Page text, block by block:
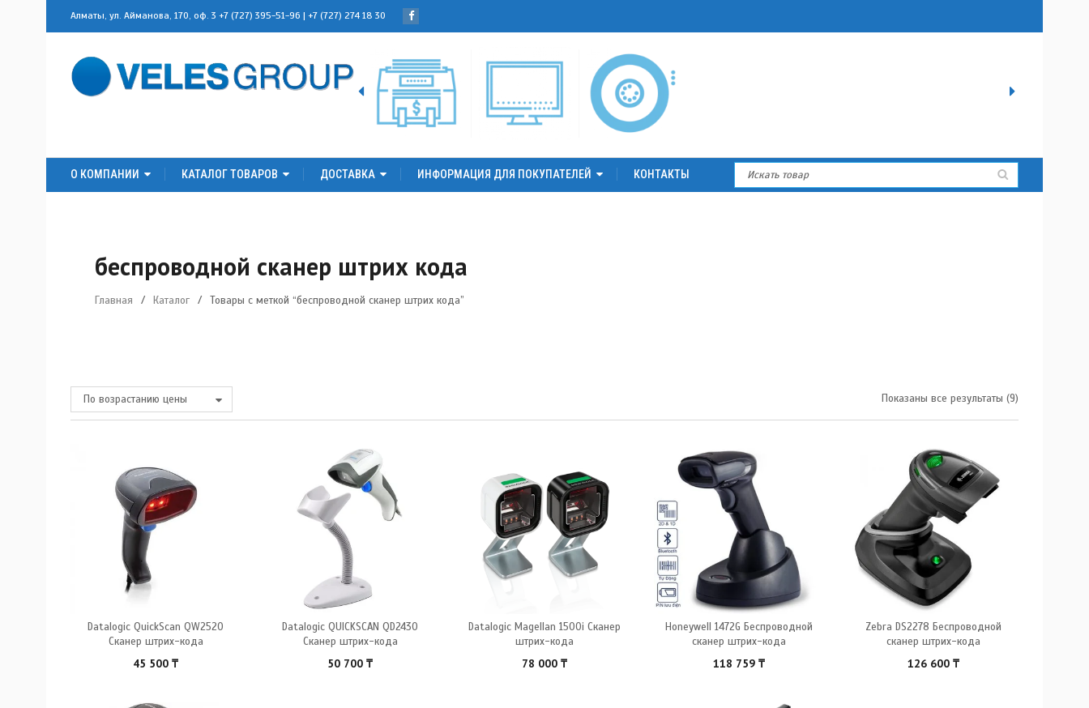
Алматы, ул. Айманова, 170, оф. 3 +7 (727) 395-51-96 | +7 (727) 274 18 30
О КОМПАНИИ КАТАЛОГ ТОВАРОВ ДОСТАВКА ИНФОРМАЦИЯ ДЛЯ ПОКУПАТЕЛЕЙ КОНТАКТЫ
беспроводной сканер штрих кода
Главная / Каталог / Товары с меткой “беспроводной сканер штрих кода”
По возрастанию цены Показаны все результаты (9)
Datalogic QuickScan QW2520
Сканер штрих-кода
45 500 ₸
Datalogic QUICKSCAN QD2430
Сканер штрих-кода
50 700 ₸
Datalogic Magellan 1500i Сканер
штрих-кода
78 000 ₸
Honeywell 1472G Беспроводной
сканер штрих-кода
118 759 ₸
Zebra DS2278 Беспроводной
сканер штрих-кода
126 600 ₸